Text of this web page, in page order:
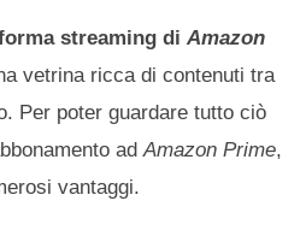
streaming diAmazon
vetrina ricca di contenuti tra
Per poter guardare tutto ciò
adAmazon Prime,
vantaggi.